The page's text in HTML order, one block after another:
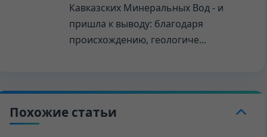
Кавказских Минеральных Вод - и
пришла к выводу: благодаря
происхождению, геологиче...
Похожие статьи